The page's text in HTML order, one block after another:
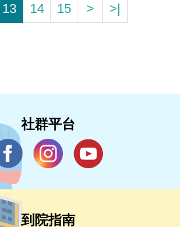
13 14 15 > >|
社群平台
到院指南